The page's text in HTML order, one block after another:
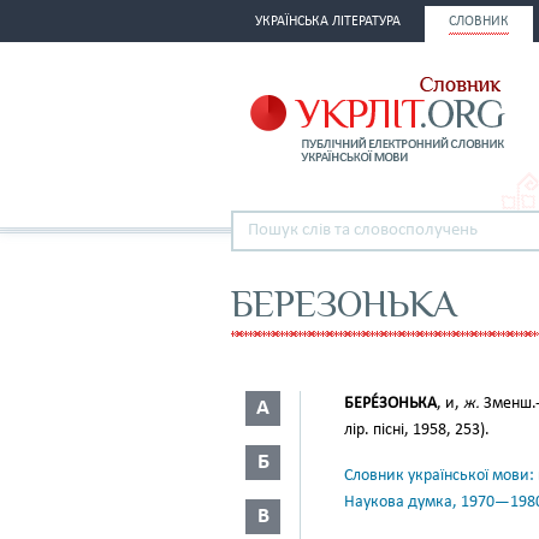
УКРАЇНСЬКА ЛІТЕРАТУРА СЛОВНИК
БЕРЕЗОНЬКА
А
Б
В
БЕРЕ́ЗОНЬКА, и, ж.
лір. пісні, 1958, 253).
Словник української
Наукова думка,